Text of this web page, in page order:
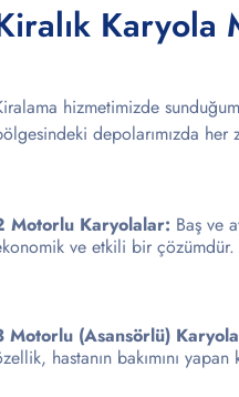
Karyola
hizmetimizde
depolarımızda
Motorlu Karyolalar: Baş ve
ve etkili bir çözümdür.
Motorlu (Asansörlü)
hastanın bakımını